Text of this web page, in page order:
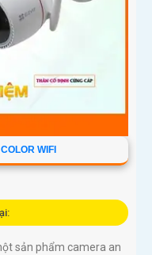
WIFI
sản phẩm camera an